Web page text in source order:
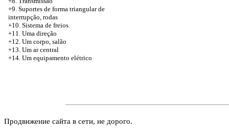
+9. Suportes de forma triangular de
interrupção, rodas
+10. Sistema de freios
+11. Uma direção
+12. Um corpo, salão
+13. Um ar central
+14. Um equipamento elétrico
Продвижение сайта в сети, не дорого.